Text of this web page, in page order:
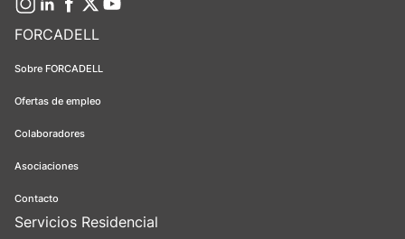
FORCADELL
Sobre FORCADELL
Ofertas de empleo
Colaboradores
Asociaciones
Contacto
Servicios Residencial